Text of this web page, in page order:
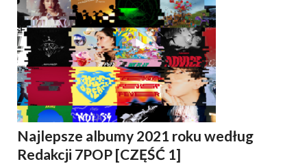
Najlepsze albumy 2021 roku według
Redakcji 7POP [CZĘŚĆ 1]